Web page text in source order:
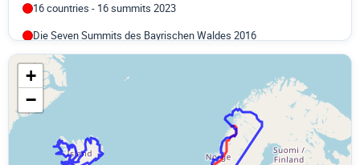
16 countries - 16 summits 2023
Die Seven Summits des Bayrischen Waldes 2016
München - Bodensee - Bregenzer Wald - Lechtal 2016
Münchner Hausberge 2.1 2016
Seven of Nine - Neun Tage durch Deutschland 2016
6 Flüssetour - Isar, Kleine Laber, Donau, Inn, Salzach, Mangfall
2015
+
−